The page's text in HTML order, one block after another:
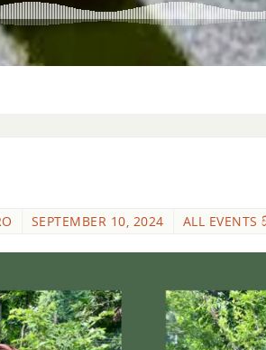
SEPTEMBER 10, 2024 ALL